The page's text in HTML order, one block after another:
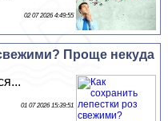
02 07 2026 4:49:55
Проще некуда
01 07 2026 15:39:51